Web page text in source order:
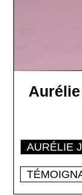
AURÉLIE